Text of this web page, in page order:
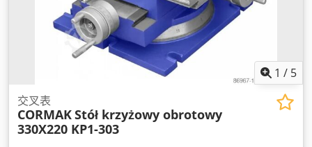
1 / 5
交叉表
CORMAKStół krzyżowy obrotowy
330X220 KP1-303